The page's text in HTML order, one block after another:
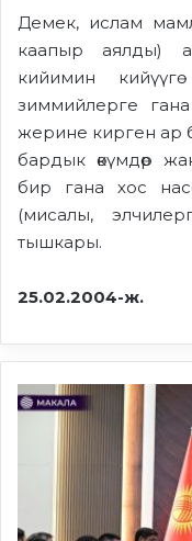
Демек, ислам
каапыр аялды)
кийимин
зиммийлерге
жерине кирген ар
бардык өкүмдөр
бир гана хос
(мисалы,
тышкары.
25.02.2004-ж.
Кытайдын
көрсөтмөсү
өзгөрүүлөр